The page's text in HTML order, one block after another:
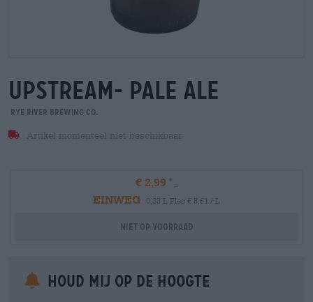
upstream- pale ale
Rye River Brewing Co.
Artikel momenteel niet beschikbaar
€ 2,99
EINWEG
0,33 L Fles € 8,61 / L
Niet op voorraad
Houd mij op de hoogte